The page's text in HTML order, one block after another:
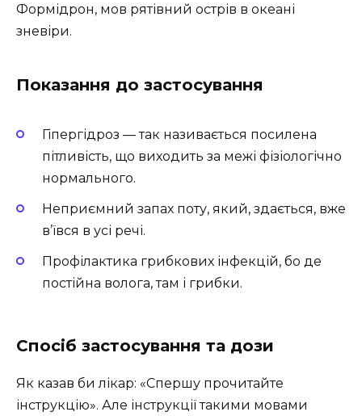
Формідрон, мов рятівний острів в океані
зневіри.
Показання до застосування
Гіпергідроз — так називається посилена
пітливість, що виходить за межі фізіологічно
нормального.
Неприємний запах поту, який, здається, вже
в’ївся в усі речі.
Профілактика грибкових інфекцій, бо де
постійна волога, там і грибки.
Спосіб застосування та дози
Як казав би лікар: «Спершу прочитайте
інструкцію». Але інструкції такими мовами